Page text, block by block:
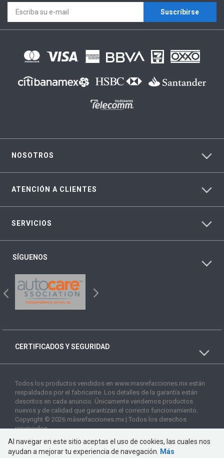
Suscríbirse
NOSOTROS
ATENCIÓN A CLIENTES
SERVICIOS
SÍGUENOS
CERTIFICADOS Y SEGURIDAD
Todos los productos vendidos en www.masrefacciones.mx están
respaldados por el fabricante. Los detalles de la garantía están
descritos en cada anuncio. Únicamente vendemos productos
nuevos y de calidad que garantizan el correcto funcionamiento.
Copyright © 2026 másrefacciones.mx | Todos los derechos
reservados
Al navegar en este sitio aceptas el uso de cookies, las cuales nos
ayudan a mejorar tu experiencia de navegación.
Más